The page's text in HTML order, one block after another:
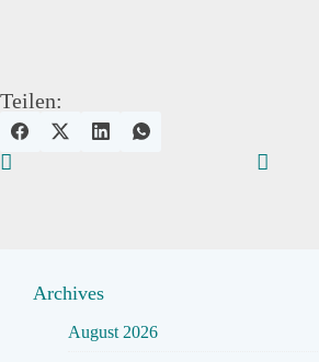
Teilen:
Archives
August 2026